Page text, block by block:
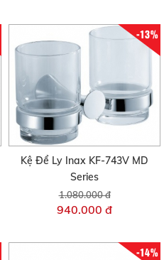
-13%
Kệ Để Ly Inax KF-743V MD
Series
1.080.000 đ
940.000 đ
-14%